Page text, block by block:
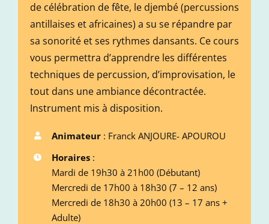
de célébration de fête, le djembé (percussions
antillaises et africaines) a su se répandre par
sa sonorité et ses rythmes dansants. Ce cours
vous permettra d’apprendre les différentes
techniques de percussion, d’improvisation, le
tout dans une ambiance décontractée.
Instrument mis à disposition.
Animateur : Franck ANJOURE- APOUROU
Horaires :
Mardi de 19h30 à 21h00 (Débutant)
Mercredi de 17h00 à 18h30 (7 – 12 ans)
Mercredi de 18h30 à 20h00 (13 – 17 ans +
Adulte)